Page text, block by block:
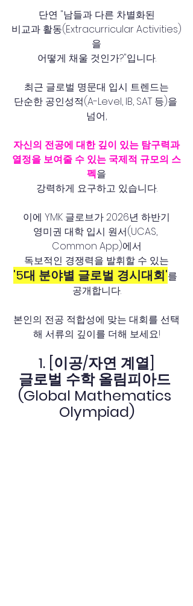
단연 "남들과 다른 차별화된
비교과 활동(Extracurricular Activities)
을
어떻게 채울 것인가?"입니다.
최근 글로벌 명문대 입시 트렌드는
단순한 공인성적(A-Level, IB, SAT 등)을
넘어,
자신의 전공에 대한 깊이 있는 탐구력과
열정을 보여줄 수 있는 국제적 규모의 스
펙을
강력하게 요구하고 있습니다.
이에 YMK 글로브가 2026년 하반기
영미권 대학 입시 원서(UCAS,
Common App)에서
독보적인 경쟁력을 발휘할 수 있는
'5대 분야별 글로벌 경시대회'를
공개합니다.
본인의 전공 적합성에 맞는 대회를 선택
해 서류의 깊이를 더해 보세요!
1. [이공/자연 계열]
글로벌 수학 올림피아드
(Global Mathematics
Olympiad)